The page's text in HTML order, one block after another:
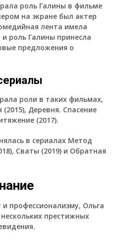
роль Галины в фильме
на экране был актер
лента имела
роль Галины принесла
предложения о
роли в таких фильмах,
Деревня. Спасение
(2017).
в сериалах Метод
Сваты (2019) и Обратная
профессионализму, Ольга
престижных